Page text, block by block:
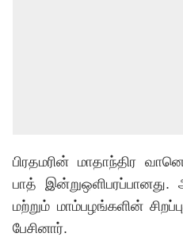
பிரதமரின் மாதாந்திர
பாத்
மற்றும் மாம்பழங்களின்
பேசினார்.